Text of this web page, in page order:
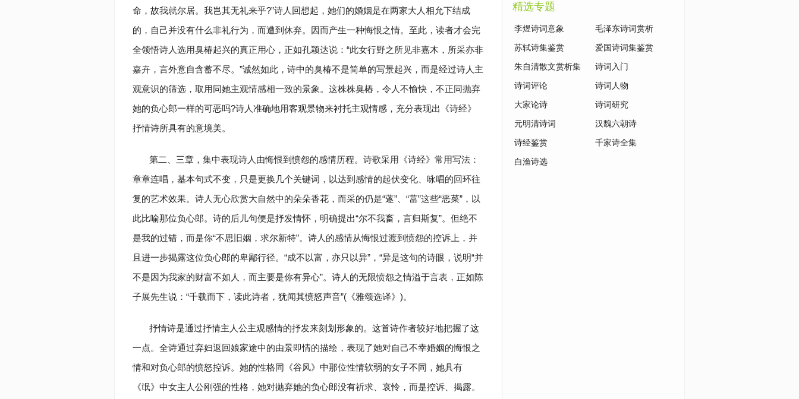
命，故我就尔居。我岂其无礼来乎?”诗人回想起，她们的婚姻是在两家大人相允下结成
的，自己并没有什么非礼行为，而遭到休弃。因而产生一种悔恨之情。至此，读者才会完
全领悟诗人选用臭椿起兴的真正用心，正如孔颖达说：“此女行野之所见非嘉木，所采亦非
嘉卉，言外意自含蓄不尽。”诚然如此，诗中的臭椿不是简单的写景起兴，而是经过诗人主
观意识的筛选，取用同她主观情感相一致的景象。这株株臭椿，令人不愉快，不正同抛弃
她的负心郎一样的可恶吗?诗人准确地用客观景物来衬托主观情感，充分表现出《诗经》
抒情诗所具有的意境美。
第二、三章，集中表现诗人由悔恨到愤怨的感情历程。诗歌采用《诗经》常用写法：
章章连唱，基本句式不变，只是更换几个关键词，以达到感情的起伏变化、咏唱的回环往
复的艺术效果。诗人无心欣赏大自然中的朵朵香花，而采的仍是“蓫”、“葍”这些“恶菜”，以
此比喻那位负心郎。诗的后儿句便是抒发情怀，明确提出“尔不我畜，言归斯复”。但绝不
是我的过错，而是你“不思旧姻，求尔新特”。诗人的感情从悔恨过渡到愤怨的控诉上，并
且进一步揭露这位负心郎的卑鄙行径。“成不以富，亦只以异”，“异是这句的诗眼，说明“并
不是因为我家的财富不如人，而主要是你有异心”。诗人的无限愤怨之情溢于言表，正如陈
子展先生说：“千载而下，读此诗者，犹闻其愤怒声音”(《雅颂选译》)。
抒情诗是通过抒情主人公主观感情的抒发来刻划形象的。这首诗作者较好地把握了这
一点。全诗通过弃妇返回娘家途中的由景即情的描绘，表现了她对自己不幸婚姻的悔恨之
情和对负心郎的愤怒控诉。她的性格同《谷风》中那位性情软弱的女子不同，她具有
《氓》中女主人公刚强的性格，她对抛弃她的负心郎没有祈求、哀怜，而是控诉、揭露。
精选专题
李煜诗词意象 毛泽东诗词赏析
苏轼诗集鉴赏 爱国诗词集鉴赏
朱自清散文赏析集 诗词入门
诗词评论 诗词人物
大家论诗 诗词研究
元明清诗词 汉魏六朝诗
诗经鉴赏 千家诗全集
白渔诗选